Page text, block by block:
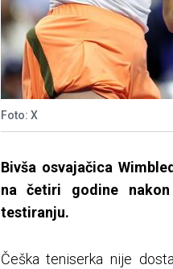
Foto: X
Bivša osvajačica
na četiri godine
testiranju.
Češka teniserka nije